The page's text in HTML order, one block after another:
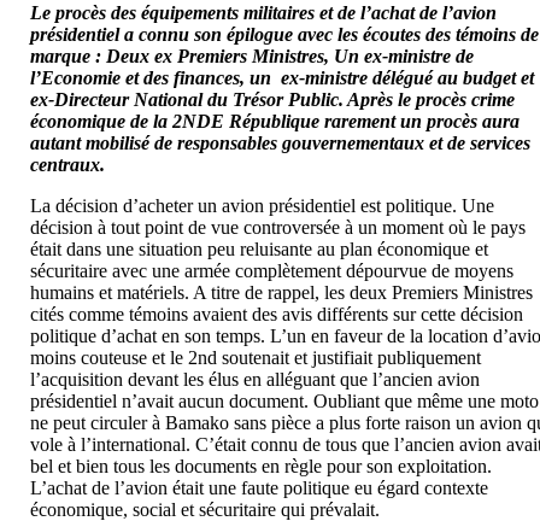
Le procès des équipements militaires et de l’achat de l’avion
présidentiel a connu son épilogue avec les écoutes des témoins de
marque : Deux ex Premiers Ministres, Un ex-ministre de
l’Economie et des finances, un ex-ministre délégué au budget et
ex-Directeur National du Trésor Public. Après le procès crime
économique de la 2NDE République rarement un procès aura
autant mobilisé de responsables gouvernementaux et de services
centraux.
La décision d’acheter un avion présidentiel est politique. Une
décision à tout point de vue controversée à un moment où le pays
était dans une situation peu reluisante au plan économique et
sécuritaire avec une armée complètement dépourvue de moyens
humains et matériels. A titre de rappel, les deux Premiers Ministres
cités comme témoins avaient des avis différents sur cette décision
politique d’achat en son temps. L’un en faveur de la location
moins couteuse et le 2nd soutenait et justifiait publiquement
l’acquisition devant les élus en alléguant que l’ancien avion
présidentiel n’avait aucun document. Oubliant que même une moto
ne peut circuler à Bamako sans pièce a plus forte raison un avion
vole à l’international. C’était connu de tous que l’ancien avion
bel et bien tous les documents en règle pour son exploitation.
L’achat de l’avion était une faute politique eu égard contexte
économique, social et sécuritaire qui prévalait.